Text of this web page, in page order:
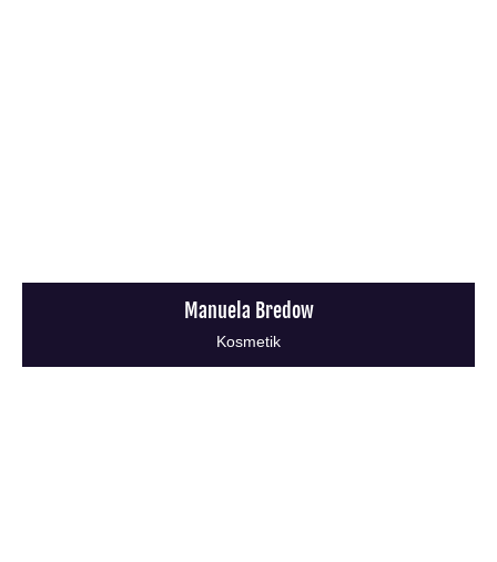
Manuela Bredow
Kosmetik